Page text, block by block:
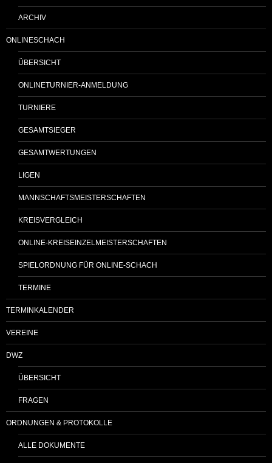
ARCHIV
ONLINESCHACH
ÜBERSICHT
ONLINETURNIER-ANMELDUNG
TURNIERE
GESAMTSIEGER
GESAMTWERTUNGEN
LIGEN
MANNSCHAFTSMEISTERSCHAFTEN
KREISVERGLEICH
ONLINE-KREISEINZELMEISTERSCHAFTEN
SPIELORDNUNG FÜR ONLINE-SCHACH
TERMINE
TERMINKALENDER
VEREINE
DWZ
ÜBERSICHT
FRAGEN
ORDNUNGEN & PROTOKOLLE
ALLE DOKUMENTE